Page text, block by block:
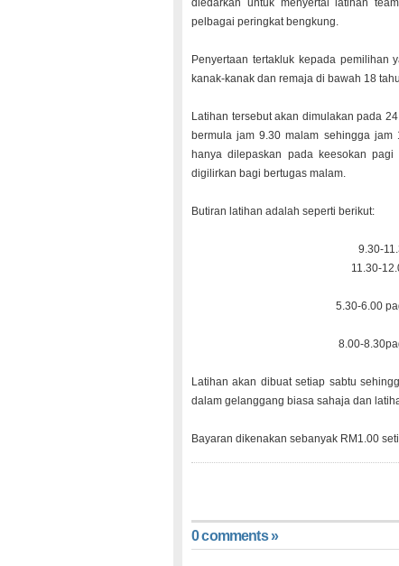
diedarkan untuk menyertai latihan
pelbagai peringkat bengkung.
Penyertaan tertakluk kepada pemilihan
kanak-kanak dan remaja di bawah 18
Latihan tersebut akan dimulakan pada
bermula jam 9.30 malam sehingga
hanya dilepaskan pada keesokan
digilirkan bagi bertugas malam.
Butiran latihan adalah seperti berikut:
9.30-
11.30-
5.30-6.00
8.00-
Latihan akan dibuat setiap sabtu
dalam gelanggang biasa sahaja dan
Bayaran dikenakan sebanyak RM1.00
0 comments »